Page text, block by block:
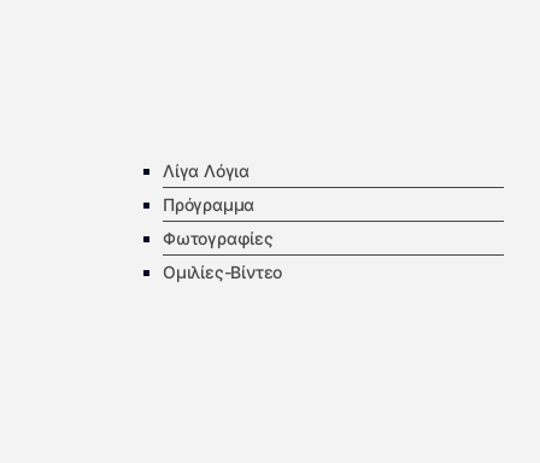
Λίγα Λόγια
Πρόγραμμα
Φωτογραφίες
Ομιλίες-Βίντεο